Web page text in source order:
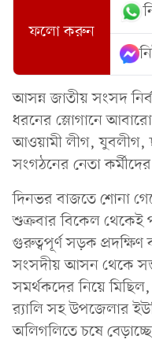
ফলো করুন
আসন্ন জাতীয় সংসদ
ধরনের স্লোগানে আবারো
আওয়ামী লীগ, যুবলীগ,
সংগঠনের নেতা
দিনভর বাজতে শোনা
শুক্রবার বিকেল থেকেই
গুরুত্বপূর্ণ সড়ক প্রদক্ষিণ
সংসদীয় আসন থেকে
সমর্থকদের নিয়ে
র‍্যালি সহ উপজেলার
অলিগলিতে চষে